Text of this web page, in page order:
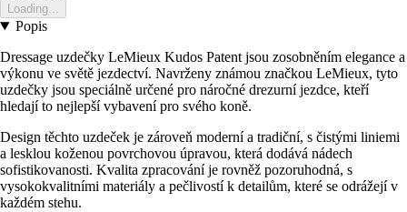
Loading...
Popis
Dressage uzdečky LeMieux Kudos Patent jsou zosobněním elegance a
výkonu ve světě jezdectví. Navrženy známou značkou LeMieux, tyto
uzdečky jsou speciálně určené pro náročné drezurní jezdce, kteří
hledají to nejlepší vybavení pro svého koně.
Design těchto uzdeček je zároveň moderní a tradiční, s čistými liniemi
a lesklou koženou povrchovou úpravou, která dodává nádech
sofistikovanosti. Kvalita zpracování je rovněž pozoruhodná, s
vysokokvalitními materiály a pečlivostí k detailům, které se odrážejí v
každém stehu.